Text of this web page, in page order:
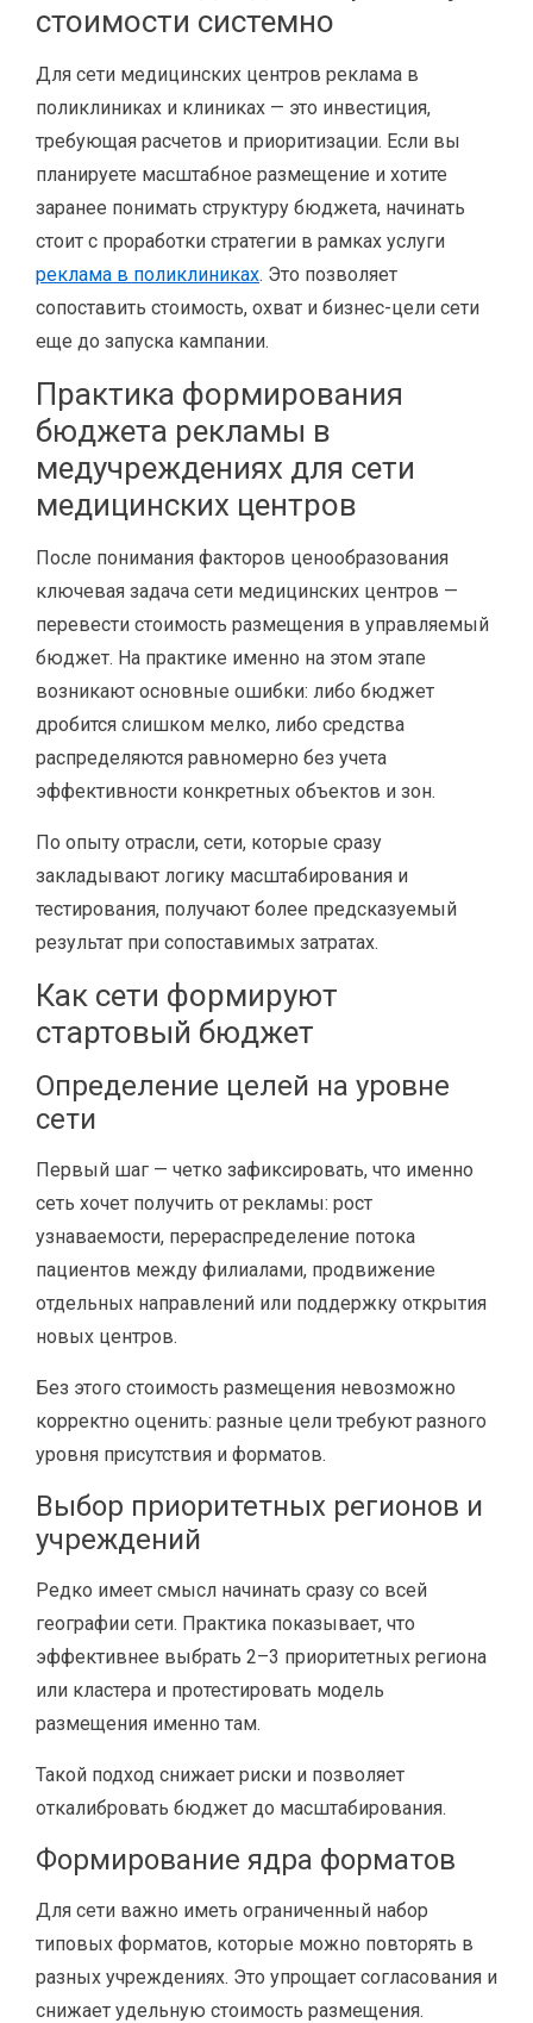
стоимости системно
Для сети медицинских центров реклама в
поликлиниках и клиниках — это инвестиция,
требующая расчетов и приоритизации. Если вы
планируете масштабное размещение и хотите
заранее понимать структуру бюджета, начинать
стоит с проработки стратегии в рамках услуги
реклама в поликлиниках. Это позволяет
сопоставить стоимость, охват и бизнес-цели сети
еще до запуска кампании.
Практика формирования
бюджета рекламы в
медучреждениях для сети
медицинских центров
После понимания факторов ценообразования
ключевая задача сети медицинских центров —
перевести стоимость размещения в управляемый
бюджет. На практике именно на этом этапе
возникают основные ошибки: либо бюджет
дробится слишком мелко, либо средства
распределяются равномерно без учета
эффективности конкретных объектов и зон.
По опыту отрасли, сети, которые сразу
закладывают логику масштабирования и
тестирования, получают более предсказуемый
результат при сопоставимых затратах.
Как сети формируют
стартовый бюджет
Определение целей на уровне
сети
Первый шаг — четко зафиксировать, что именно
сеть хочет получить от рекламы: рост
узнаваемости, перераспределение потока
пациентов между филиалами, продвижение
отдельных направлений или поддержку открытия
новых центров.
Без этого стоимость размещения невозможно
корректно оценить: разные цели требуют разного
уровня присутствия и форматов.
Выбор приоритетных регионов и
учреждений
Редко имеет смысл начинать сразу со всей
географии сети. Практика показывает, что
эффективнее выбрать 2–3 приоритетных региона
или кластера и протестировать модель
размещения именно там.
Такой подход снижает риски и позволяет
откалибровать бюджет до масштабирования.
Формирование ядра форматов
Для сети важно иметь ограниченный набор
типовых форматов, которые можно повторять в
разных учреждениях. Это упрощает согласования и
снижает удельную стоимость размещения.